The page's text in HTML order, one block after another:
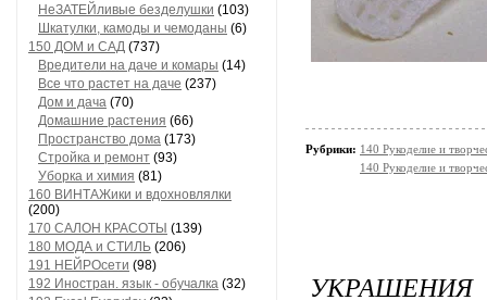
НеЗАТЕЙливые безделушки (103)
Шкатулки, камоды и чемоданы (6)
150 ДОМ и САД (737)
Вредители на даче и комары (14)
Все что растет на даче (237)
Дом и дача (70)
Домашние растения (66)
Пространство дома (173)
Стройка и ремонт (93)
Уборка и химия (81)
160 ВИНТАЖики и вдохновлялки
(200)
170 САЛОН КРАСОТЫ (139)
180 МОДА и СТИЛЬ (206)
191 НЕЙРОсети (98)
192 Иностран. язык - обучалка (32)
Рубрики: 140 Рукоделие и
140 Рукоделие и